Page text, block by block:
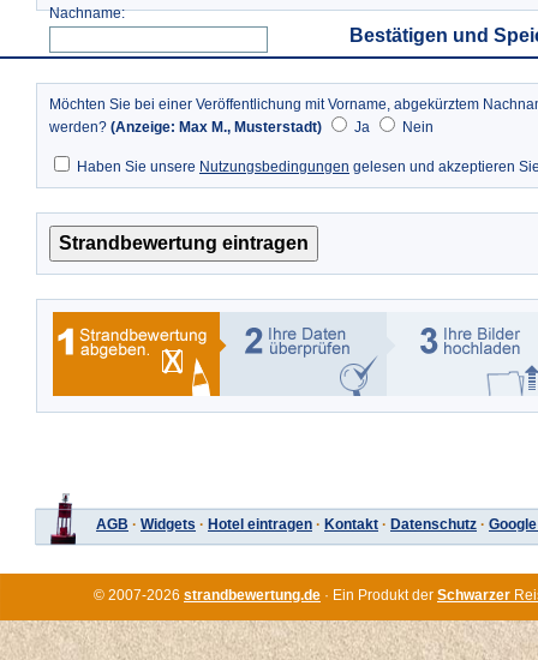
Nachname:
Bestätigen und
Möchten Sie bei einer Veröffentlichung mit Vorname, abgekürztem
werden? (Anzeige: Max M., Musterstadt) Ja Nein
Haben Sie unsere Nutzungsbedingungen gelesen und akzeptieren
AGB · Widgets · Hotel eintragen · Kontakt · Datenschutz ·
© 2007-2026 strandbewertung.de · Ein Produkt der Schwarzer